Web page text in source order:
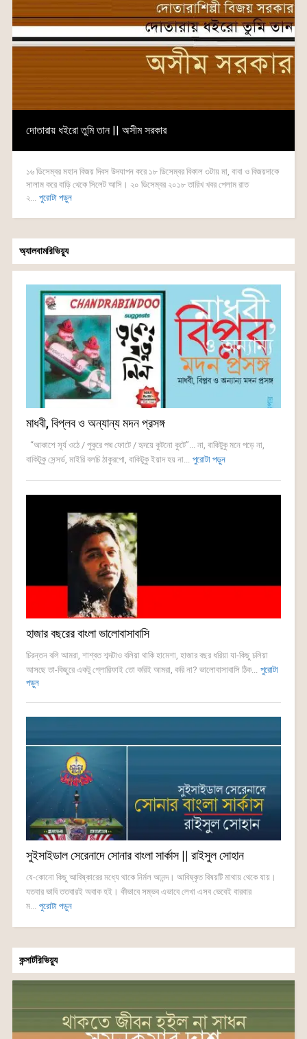
দোতারায় ধইরো তুমি তান || অসীম সরকার
১৬ ডিসেম্বর মহান বিজয় দিবস উদযাপন করে ১৮ ডিসেম্বর বিকাল ৩টায় মা, বাবা ও বিজয়দাকে
সালাম করে বাড়ি থেকে সিলেট আসি। ২০ ডিসেম্বর ২০১৮ তারিখ খবর পেলাম রাত
২... পুরোটা পড়ুন
অ্যালবামরিভিয়্যু
মাধবী, বিপ্লব ও অন্যান্য মদন প্রসঙ্গ
“আকাশে সূর্য ওঠে / পুকুরে পদ্ম ফোটে / হৃদয়ে কুটনো কুটে”... না, বাকিটুকু মনে পড়ে না,
বাকিটুকু সেন্সর্ড, মাইরি বলচি ঠাকুরপো, বাকিটুকু ইয়াদ হয় না... পুরোটা পড়ুন
হাজার বছরের বাংলা ভালোবাসাবাসি
চিরন্তন বলি আমরা, শাশ্বত শব্দটাও বলিয়া থাকি হামেশা, হাজার বছর ধরিয়া যা-কিছু চলিয়া
আসছে তা-কিছুরে একটু গ্লোরিফাই তো করিই আমরা, করি না? ভালোবাসাবাসি ঠিক... পুরোটা
পড়ুন
সুইসাইডাল সেরেনাদে সোনার বাংলা সার্কাস || রাইসুল সোহান
যে-কোনো কিছু আবিষ্কারের মধ্যে থাকে নির্মল আনন্দ। আবিষ্কৃত বিষয়টি মাথায় থেকে যায়।
যতবার ভাবি ততবারই অবাক হই। কীভাবে সম্ভব এভাবে লেখা এসব ভেবেই বারবার
ম... পুরোটা পড়ুন
কন্সার্টরিভিয়্যু